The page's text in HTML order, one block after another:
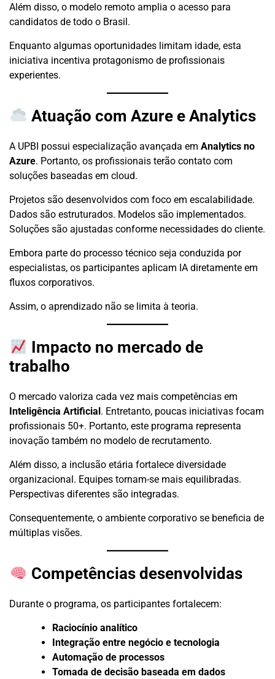
Além disso, o modelo remoto amplia o acesso para
candidatos de todo o Brasil.
Enquanto algumas oportunidades limitam idade, esta
iniciativa incentiva protagonismo de profissionais
experientes.
Atuação com Azure e Analytics
A UPBI possui especialização avançada em Analytics no
Azure. Portanto, os profissionais terão contato com
soluções baseadas em cloud.
Projetos são desenvolvidos com foco em escalabilidade.
Dados são estruturados. Modelos são implementados.
Soluções são ajustadas conforme necessidades do cliente.
Embora parte do processo técnico seja conduzida por
especialistas, os participantes aplicam IA diretamente em
fluxos corporativos.
Assim, o aprendizado não se limita à teoria.
Impacto no mercado de
trabalho
O mercado valoriza cada vez mais competências em
Inteligência Artificial. Entretanto, poucas iniciativas focam
profissionais 50+. Portanto, este programa representa
inovação também no modelo de recrutamento.
Além disso, a inclusão etária fortalece diversidade
organizacional. Equipes tornam-se mais equilibradas.
Perspectivas diferentes são integradas.
Consequentemente, o ambiente corporativo se beneficia de
múltiplas visões.
Competências desenvolvidas
Durante o programa, os participantes fortalecem:
Raciocínio analítico
Integração entre negócio e tecnologia
Automação de processos
Tomada de decisão baseada em dados